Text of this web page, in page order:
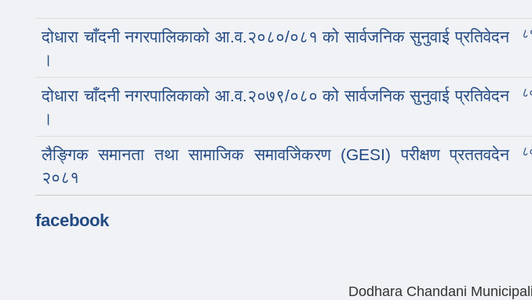
दोधारा चाँदनी नगरपालिकाको आ.व.२०८०/०८१ को सार्वजनिक सुनुवाई प्रतिवेदन
।
दोधारा चाँदनी नगरपालिकाको आ.व.२०७९/०८० को सार्वजनिक सुनुवाई प्रतिवेदन
।
लैङ्गिक समानता तथा सामाजिक समावजेिकरण (GESI) परीक्षण प्रततवदेन
२०८१
facebook
Dodhara Chandani